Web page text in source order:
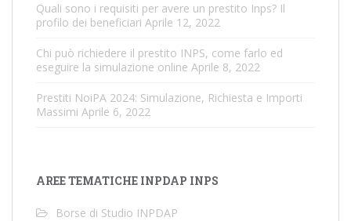
Quali sono i requisiti per avere un prestito Inps? Il
profilo dei beneficiari Aprile 12, 2022
Chi può richiedere il prestito INPS, come farlo ed
eseguire la simulazione online Aprile 8, 2022
Prestiti NoiPA 2024: Simulazione, Richiesta e Importi
Massimi Aprile 6, 2022
AREE TEMATICHE INPDAP INPS
Borse di Studio INPDAP